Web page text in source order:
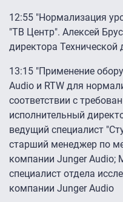
12:55 "Нормализация
"ТВ Центр". Алексей
директора
13:15 "Применение
Audio и RTW для
соответствии с
исполнительный
ведущий специалист
старший менеджер по
компании Junger
специалист отдела
компании Junger Audio